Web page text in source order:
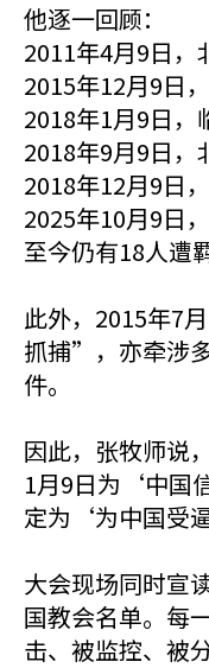
他逐一回顾：
2011年4月9日，
2015年12月9日
2018年1月9日，
2018年9月9日，
2018年12月9日
2025年10月9日
至今仍有18人遭
此外，2015年7
抓捕”，亦牵涉
件。
因此，张牧师说
1月9日为‘中国
定为‘为中国受
大会现场同时宣
国教会名单。每
击、被监控、被